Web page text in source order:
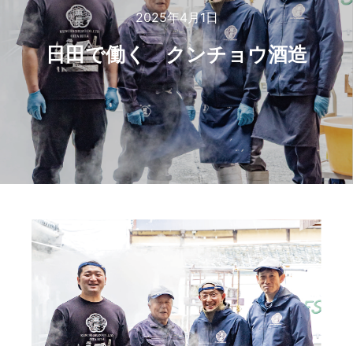
2025年4月1日
日田で働く クンチョウ酒造